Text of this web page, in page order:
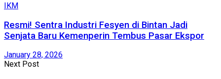
IKM
Resmi! Sentra Industri Fesyen di Bintan Jadi
Senjata Baru Kemenperin Tembus Pasar Ekspor
January 28, 2026
Next Post